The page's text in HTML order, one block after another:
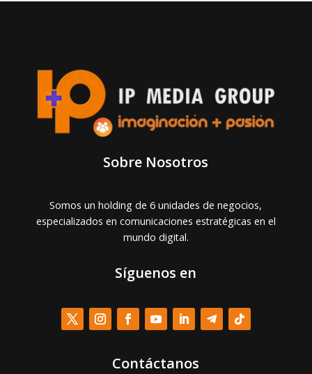
Sobre Nosotros
Somos un holding de 6 unidades de negocios,
especializados en comunicaciones estratégicas en el
mundo digital.
Síguenos en
Contáctanos